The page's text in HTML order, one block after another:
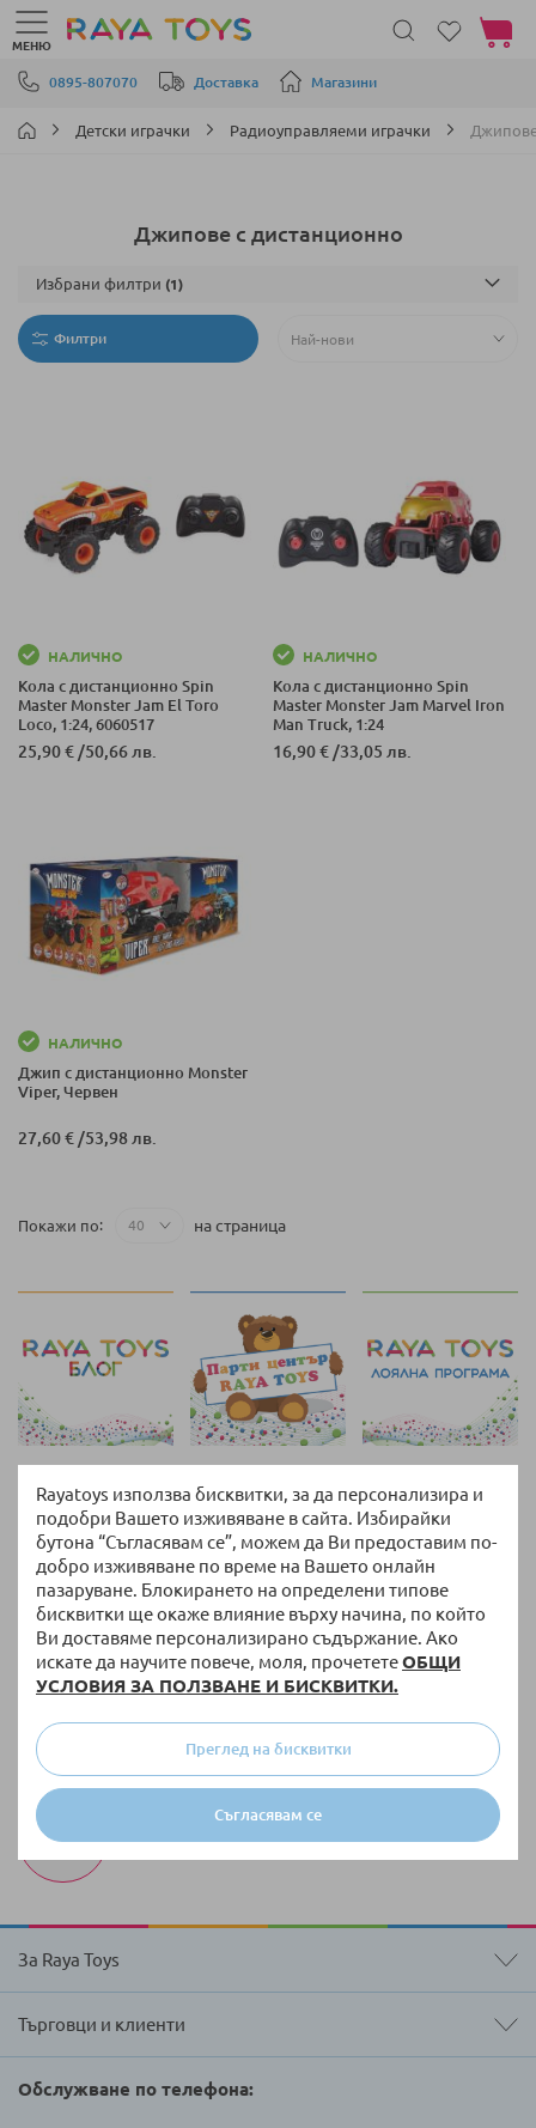
Rayatoys използва бисквитки, за да персонализира и
подобри Вашето изживяване в сайта. Избирайки
бутона “Съгласявам се”, можем да Ви предоставим по-
добро изживяване по време на Вашето онлайн
пазаруване. Блокирането на определени типове
бисквитки ще окаже влияние върху начина, по който
Ви доставяме персонализирано съдържание. Ако
искате да научите повече, моля, прочететеОБЩИ
УСЛОВИЯ ЗА ПОЛЗВАНЕ И БИСКВИТКИ.
Съгласявам се
Преглед на бисквитки
Прескачане към съдържанието
0895-807070 Доставка Магазини
МЕНЮ
Моята
Детски играчки Радиоуправляеми играчки
Джипове с дистанционно
Филтри
НАЛИЧНО
Кола с дистанционно Spin
Master Monster Jam El Toro
Loco, 1:24, 6060517
25,90 € /50,66 лв.
НАЛИЧНО
Кола с дистанционно Spin
Master Monster Jam Marvel Iron
Man Truck, 1:24
16,90 € /33,05 лв.
НАЛИЧНО
Джип с дистанционно Monster
Viper, Червен
27,60 € /53,98 лв.
Покажи по на страница
Избрани филтри
Връщане и замяна
14 дни право на връщане без допълнителни
въпроси
Безплатна доставка
За поръчки над 51,13 € / 100,00 лв. с тегло до 10
кг
Разнообразие от оригинални продукти винаги
Бърза доставка
Доставка до 3 работни дни на налична стока
За Raya Toys
Търговци и клиенти
Обслужване по телефона: